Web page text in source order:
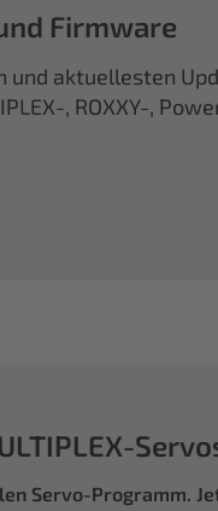
Firmware
und aktuellesten
, ROXXY-,
Servo-Programm.